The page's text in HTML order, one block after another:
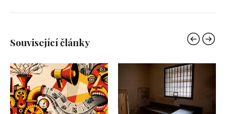
Související články